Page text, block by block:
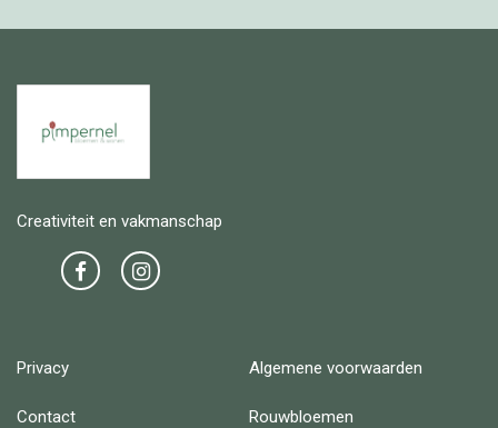
Creativiteit en vakmanschap
Privacy Algemene voorwaarden
Contact Rouwbloemen